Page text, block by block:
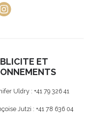
ET
Uldry : +41 79 326 41
Jutzi : +41 78 636 04